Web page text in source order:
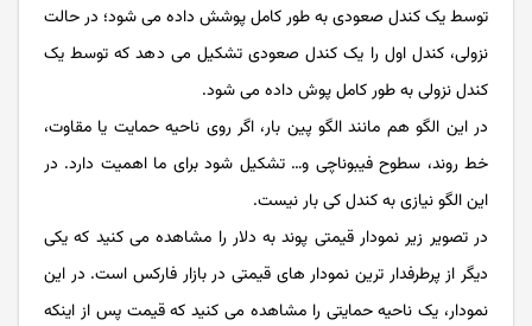
توسط یک کندل صعودی به طور کامل پوشش داده می شود؛ در حالت
نزولی، کندل اول را یک کندل صعودی تشکیل می دهد که توسط یک
کندل نزولی به طور کامل پوش داده می شود.
در این الگو هم مانند الگو پین بار، اگر روی ناحیه حمایت یا مقاوت،
خط روند، سطوح فیبوناچی و… تشکیل شود برای ما اهمیت دارد. در
این الگو نیازی به کندل کی بار نیست.
در تصویر زیر نمودار قیمتی پوند به دلار را مشاهده می کنید که یکی
دیگر از پرطرفدار ترین نمودار های قیمتی در بازار فارکس است. در این
نمودار، یک ناحیه حمایتی را مشاهده می کنید که قیمت پس از اینکه